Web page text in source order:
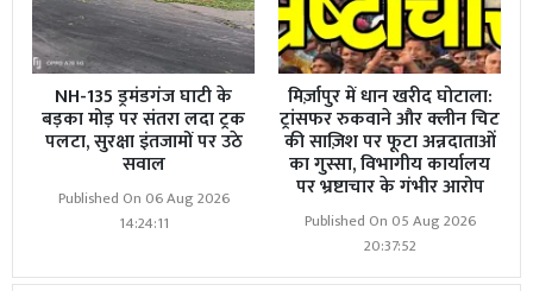
NH-135 ड्रमंडगंज घाटी के
बड़का मोड़ पर संतरा लदा ट्रक
पलटा, सुरक्षा इंतजामों पर उठे
सवाल
Published On 06 Aug 2026
14:24:11
मिर्ज़ापुर में धान खरीद घोटाला:
ट्रांसफर रुकवाने और क्लीन चिट
की साज़िश पर फूटा अन्नदाताओं
का गुस्सा, विभागीय कार्यालय
पर भ्रष्टाचार के गंभीर आरोप
Published On 05 Aug 2026
20:37:52